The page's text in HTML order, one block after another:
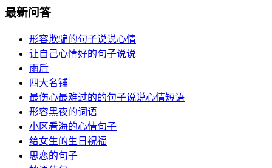
最新问答
形容欺骗的句子说说心情
让自己心情好的句子说说
雨后
四大名铺
最伤心最难过的的句子说说心情短语
形容黑夜的词语
小区看海的心情句子
给女生的生日祝福
思恋的句子